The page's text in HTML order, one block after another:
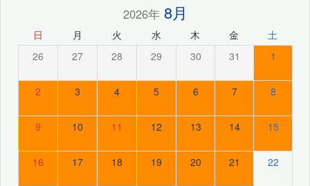
2026年8月
日 月 火 水 木 金 土
26 27 28 29 30 31 1
2 3 4 5 6 7 8
9 10 11 12 13 14 15
16 17 18 19 20 21 22